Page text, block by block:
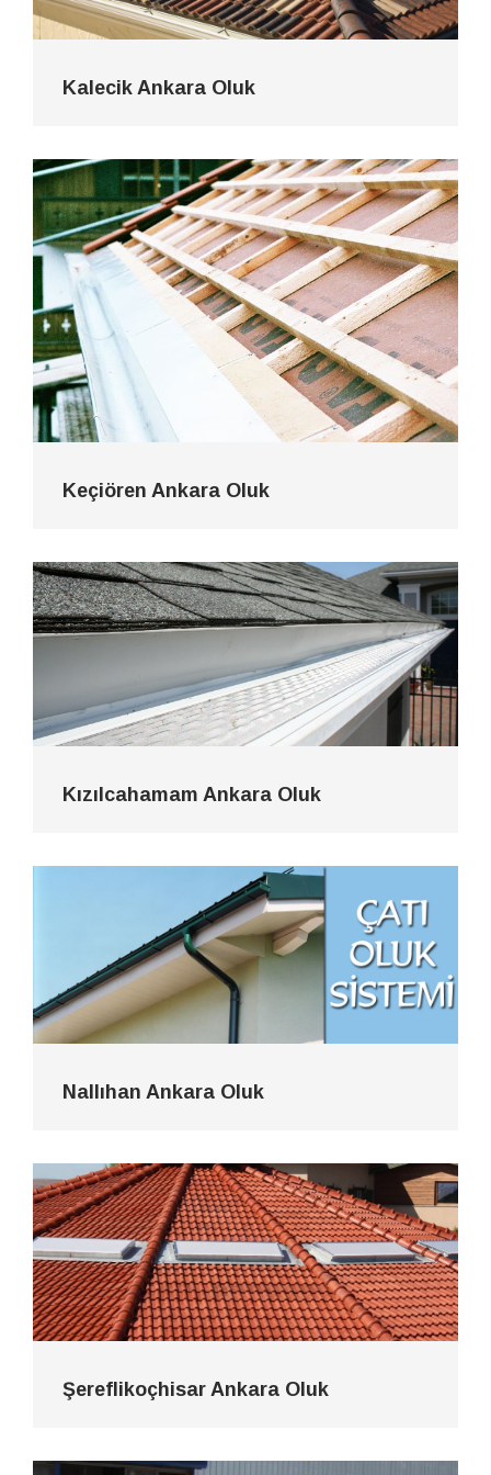
Kalecik Ankara Oluk
Keçiören Ankara Oluk
Kızılcahamam Ankara Oluk
Nallıhan Ankara Oluk
Şereflikoçhisar Ankara Oluk